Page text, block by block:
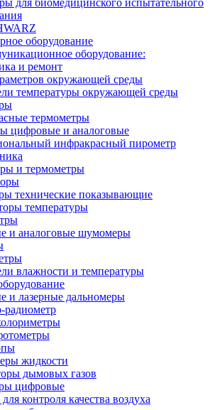
для биомедицинского испытательного
оборудование
оборудование:
и ремонт
окружающей среды
температуры окружающей среды
термометры
цифровые и аналоговые
инфракрасный пирометр
и термометры
технические показывающие
температуры
и аналоговые шумомеры
влажности и температуры
и лазерные дальномеры
радиометр
жидкости
дымовых газов
цифровые
контроля качества воздуха